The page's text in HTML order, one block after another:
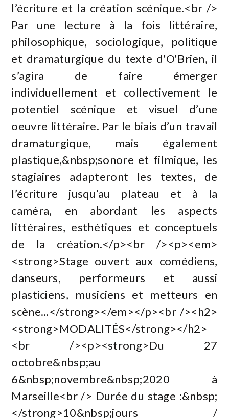
l’écriture et la création scénique.<br />
Par une lecture à la fois littéraire,
philosophique, sociologique, politique
et dramaturgique du texte d'O'Brien, il
s’agira de faire émerger
individuellement et collectivement le
potentiel scénique et visuel d’une
oeuvre littéraire. Par le biais d’un travail
dramaturgique, mais également
plastique,&nbsp;sonore et filmique, les
stagiaires adapteront les textes, de
l’écriture jusqu’au plateau et à la
caméra, en abordant les aspects
littéraires, esthétiques et conceptuels
de la création.</p><br /><p><em>
<strong>Stage ouvert aux comédiens,
danseurs, performeurs et aussi
plasticiens, musiciens et metteurs en
scène...</strong></em></p><br /><h2>
<strong>MODALITÉS</strong></h2>
<br /><p><strong>Du 27
octobre&nbsp;au
6&nbsp;novembre&nbsp;2020 à
Marseille<br /> Durée du stage :&nbsp;
</strong>10&nbsp;jours /